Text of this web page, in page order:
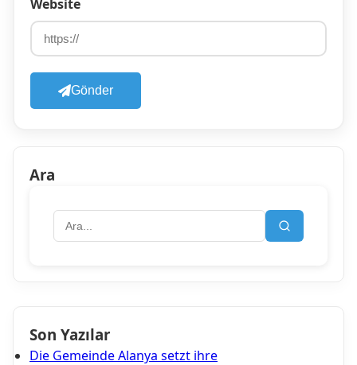
Website
Gönder
Ara
Son Yazılar
Die Gemeinde Alanya setzt ihre